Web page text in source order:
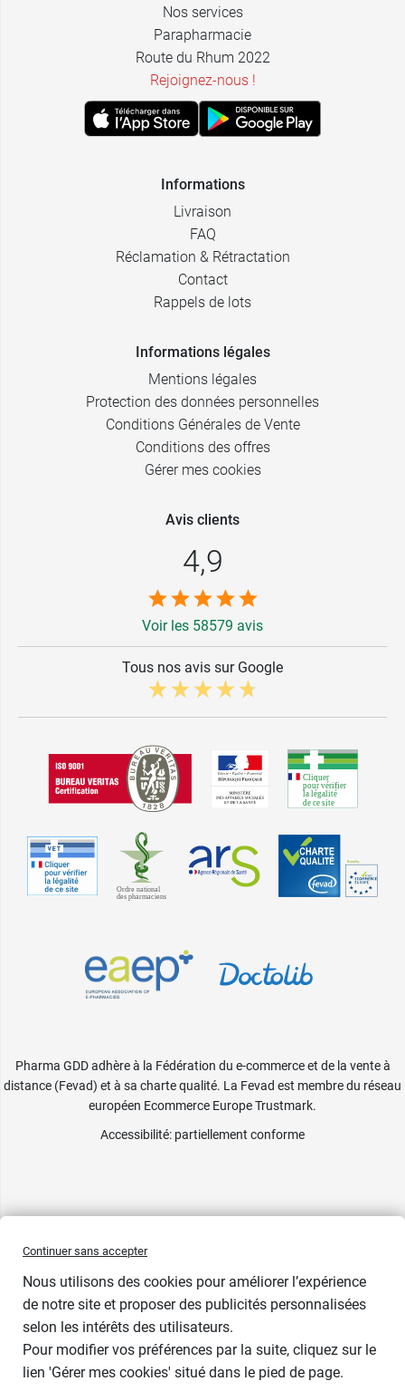
Contenance
Nos services
Parapharmacie
Route du Rhum 2022
Rejoignez-nous !
Informations
Livraison
FAQ
Réclamation & Rétractation
Contact
Rappels de lots
Informations légales
Mentions légales
Protection des données personnelles
Conditions Générales de Vente
Conditions des offres
Gérer mes cookies
Avis clients
4,9
Voir les 58579 avis
Tous nos avis sur Google
Pharma GDD adhère à la Fédération du e-commerce et de la vente à
distance (Fevad) et à sa charte qualité. La Fevad est membre du réseau
européen Ecommerce Europe Trustmark.
Accessibilité: partiellement conforme
Continuer sans accepter
Nous utilisons des cookies pour améliorer l’expérience
de notre site et proposer des publicités personnalisées
selon les intérêts des utilisateurs.
Pour modifier vos préférences par la suite, cliquez sur le
lien 'Gérer mes cookies' situé dans le pied de page.